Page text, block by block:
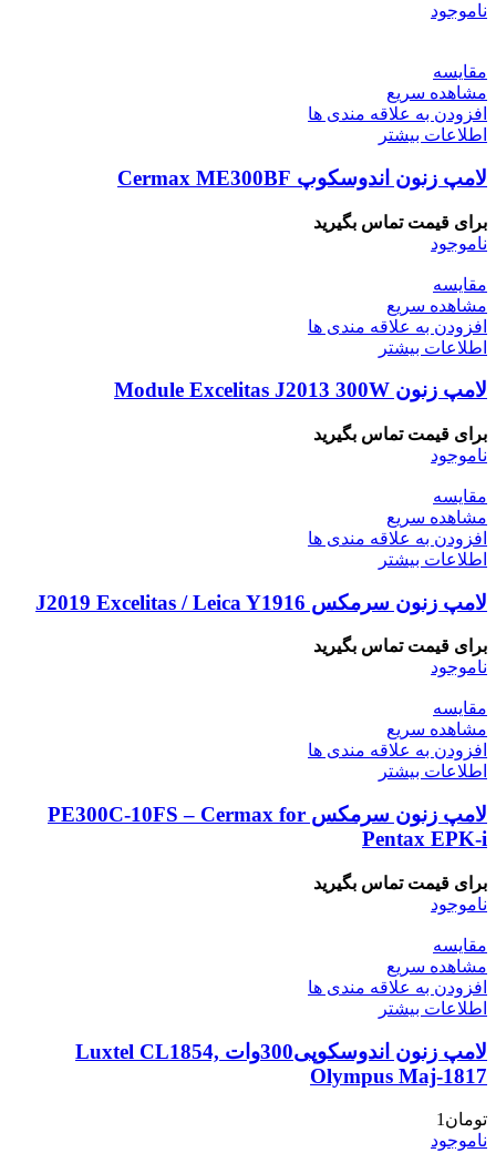
ناموجود
مقایسه
مشاهده سریع
افزودن به علاقه مندی ها
اطلاعات بیشتر
لامپ زنون اندوسکوپ Cermax ME300BF
برای قیمت تماس بگیرید
ناموجود
مقایسه
مشاهده سریع
افزودن به علاقه مندی ها
اطلاعات بیشتر
لامپ زنون Module Excelitas J2013 300W
برای قیمت تماس بگیرید
ناموجود
مقایسه
مشاهده سریع
افزودن به علاقه مندی ها
اطلاعات بیشتر
لامپ زنون سرمکس J2019 Excelitas / Leica Y1916
برای قیمت تماس بگیرید
ناموجود
مقایسه
مشاهده سریع
افزودن به علاقه مندی ها
اطلاعات بیشتر
لامپ زنون سرمکس PE300C-10FS – Cermax for
Pentax EPK-i
برای قیمت تماس بگیرید
ناموجود
مقایسه
مشاهده سریع
افزودن به علاقه مندی ها
اطلاعات بیشتر
لامپ زنون اندوسکوپی300وات Luxtel CL1854,
Olympus Maj-1817
تومان 1
ناموجود